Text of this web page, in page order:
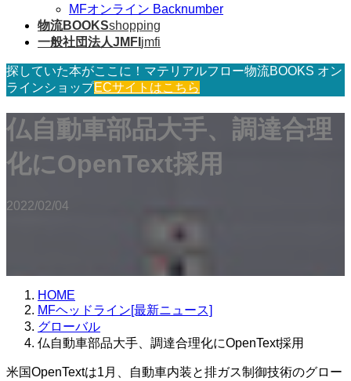
MFオンライン Backnumber
物流BOOKSshopping
一般社団法人JMFI jmfi
探していた本がここに！マテリアルフロー物流BOOKS オン
ラインショップECサイトはこちら
仏自動車部品大手、調達合理
化にOpenText採用
2022/02/04
HOME
MFヘッドライン[最新ニュース]
グローバル
仏自動車部品大手、調達合理化にOpenText採用
米国OpenTextは1月、自動車内装と排ガス制御技術のグロー